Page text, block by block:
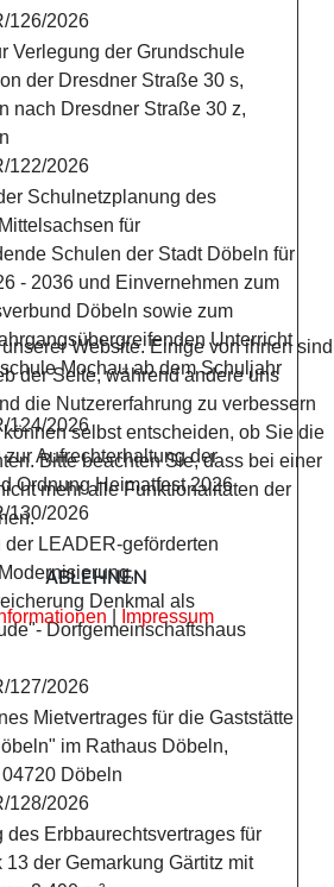
126/2026
Verlegung der Grundschule
der Dresdner Straße 30 s,
nach Dresdner Straße 30 z,
122/2026
Schulnetzplanung des
für
Schulen der Stadt Döbeln für
- 2036 und Einvernehmen zum
Döbeln sowie zum
Unterricht
Mochau ab dem Schuljahr
124/2026
Aufrechterhaltung der
Ordnung Heimatfest 2026
130/2026
der LEADER-geförderten
Denkmal als
Dorfgemeinschaftshaus
127/2026
Mietvertrages für die Gaststätte
im Rathaus Döbeln,
Döbeln
128/2026
des Erbbaurechtsvertrages für
13 der Gemarkung Gärtitz mit
Website. Einige von ihnen sind
der Seite, während andere uns
die Nutzererfahrung zu verbessern
selbst entscheiden, ob Sie die
Bitte beachten Sie, dass bei einer
mehr alle Funktionalitäten der
ABLEHNEN
Impressum